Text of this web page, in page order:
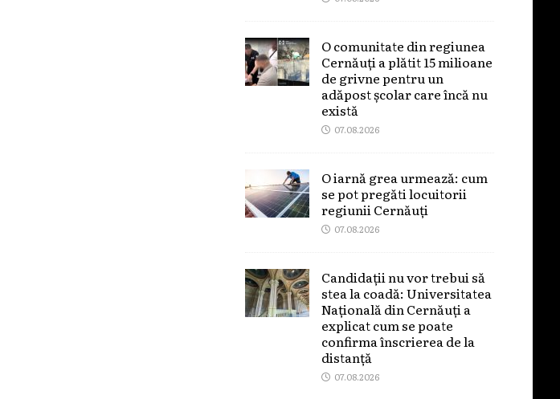
O comunitate din regiunea
Cernăuți a plătit 15 milioane
de grivne pentru un
adăpost școlar care încă nu
există
07.08.2026
O iarnă grea urmează: cum
se pot pregăti locuitorii
regiunii Cernăuți
07.08.2026
Candidații nu vor trebui să
stea la coadă: Universitatea
Națională din Cernăuți a
explicat cum se poate
confirma înscrierea de la
distanță
07.08.2026